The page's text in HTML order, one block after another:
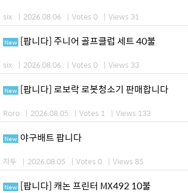
six | 2026.08.06 | Votes 0 | Views 31
New [팝니다] 주니어 골프클럽 세트 40불
six | 2026.08.06 | Votes 0 | Views 33
New [팝니다] 로보락 로봇청소기 판매합니다
Roro | 2026.08.05 | Votes 1 | Views 133
New 야구배트 팝니다
자두 | 2026.08.05 | Votes 0 | Views 85
New [팝니다] 캐논 프린터 MX492 10불